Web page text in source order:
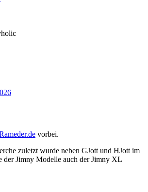
vorbei.
zuletzt wurde neben GJott und HJott im
der Jimny Modelle auch der Jimny XL